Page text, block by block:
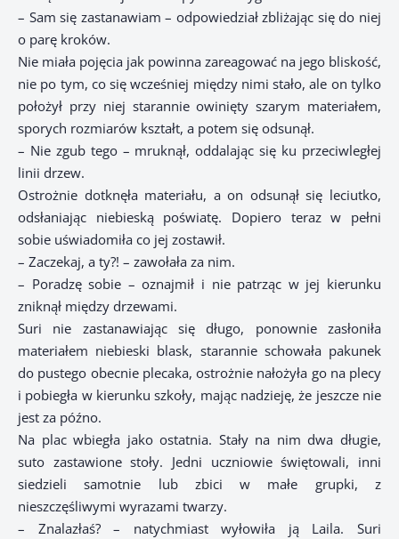
– Sam się zastanawiam – odpowiedział zbliżając się do niej
o parę kroków.
Nie miała pojęcia jak powinna zareagować na jego bliskość,
nie po tym, co się wcześniej między nimi stało, ale on tylko
położył przy niej starannie owinięty szarym materiałem,
sporych rozmiarów kształt, a potem się odsunął.
– Nie zgub tego – mruknął, oddalając się ku przeciwległej
linii drzew.
Ostrożnie dotknęła materiału, a on odsunął się leciutko,
odsłaniając niebieską poświatę. Dopiero teraz w pełni
sobie uświadomiła co jej zostawił.
– Zaczekaj, a ty?! – zawołała za nim.
– Poradzę sobie – oznajmił i nie patrząc w jej kierunku
zniknął między drzewami.
Suri nie zastanawiając się długo, ponownie zasłoniła
materiałem niebieski blask, starannie schowała pakunek
do pustego obecnie plecaka, ostrożnie nałożyła go na plecy
i pobiegła w kierunku szkoły, mając nadzieję, że jeszcze nie
jest za późno.
Na plac wbiegła jako ostatnia. Stały na nim dwa długie,
suto zastawione stoły. Jedni uczniowie świętowali, inni
siedzieli samotnie lub zbici w małe grupki, z
nieszczęśliwymi wyrazami twarzy.
– Znalazłaś? – natychmiast wyłowiła ją Laila. Suri